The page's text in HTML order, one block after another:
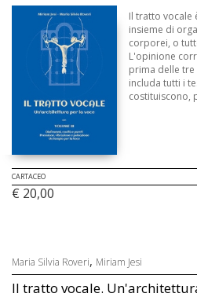
Il tratto vocale
insieme di
corporei, o
L'opinione
prima delle
includa tutti i
costituiscono,
CARTACEO
€ 20,00
Maria Silvia Roveri, Miriam Jesi
Il tratto vocale.